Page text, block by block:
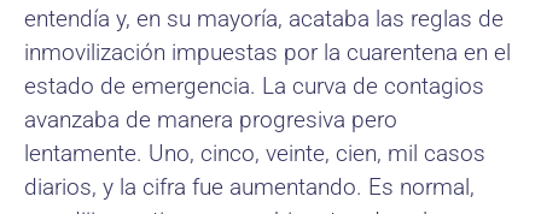
entendía y, en su mayoría, acataba las reglas de
inmovilización impuestas por la cuarentena en el
estado de emergencia. La curva de contagios
avanzaba de manera progresiva pero
lentamente. Uno, cinco, veinte, cien, mil casos
diarios, y la cifra fue aumentando. Es normal,